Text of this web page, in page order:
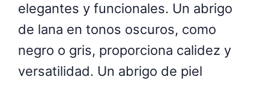
elegantes y funcionales. Un abrigo
de lana en tonos oscuros, como
negro o gris, proporciona calidez y
versatilidad. Un abrigo de piel